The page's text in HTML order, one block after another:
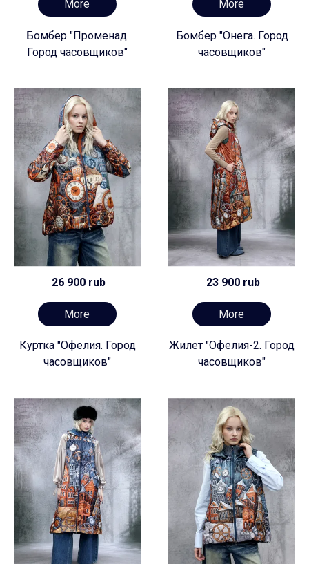
More
Бомбер "Променад.
Город часовщиков"
More
Бомбер "Онега. Город
часовщиков"
26 900 rub
More
Куртка "Офелия. Город
часовщиков"
23 900 rub
More
Жилет "Офелия-2. Город
часовщиков"